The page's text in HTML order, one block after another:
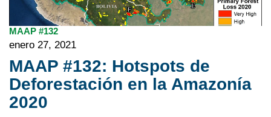
MAAP #132
enero 27, 2021
MAAP #132: Hotspots de
Deforestación en la Amazonía
2020